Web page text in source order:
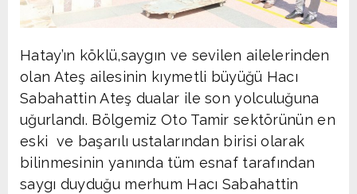
Hatay’ın köklü,saygın ve sevilen ailelerinden
olan Ateş ailesinin kıymetli büyüğü Hacı
Sabahattin Ateş dualar ile son yolculuğuna
uğurlandı. Bölgemiz Oto Tamir sektörünün en
eski ve başarılı ustalarından birisi olarak
bilinmesinin yanında tüm esnaf tarafından
saygı duyduğu merhum Hacı Sabahattin